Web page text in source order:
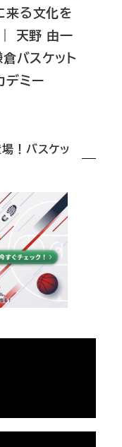
来る文化を
天野 由一
バスケット
デミー
！バスケッ